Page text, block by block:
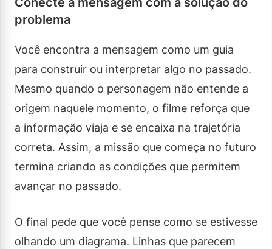
problema
Você encontra a mensagem como um guia
para construir ou interpretar algo no passado.
Mesmo quando o personagem não entende a
origem naquele momento, o filme reforça que
a informação viaja e se encaixa na trajetória
correta. Assim, a missão que começa no futuro
termina criando as condições que permitem
avançar no passado.
O final pede que você pense como se estivesse
olhando um diagrama. Linhas que parecem